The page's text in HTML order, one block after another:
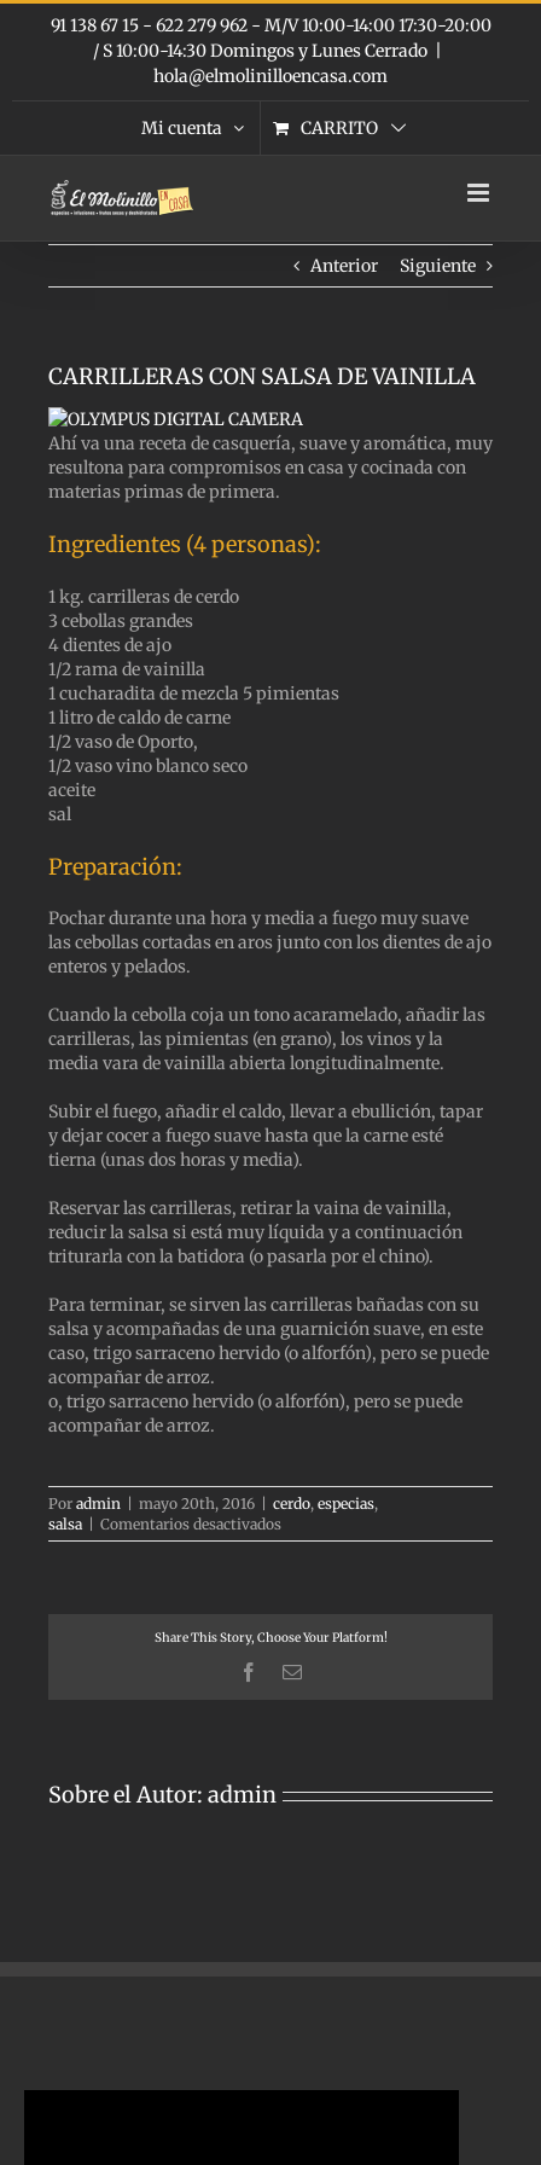
Saltar
91 138 67 15 - 622 279 962 - M/V 10:00-14:00 17:30-20:00
/ S 10:00-14:30 Domingos y Lunes Cerrado
hola@elmolinilloencasa.com
Mi cuenta CARRITO
Anterior Siguiente
CARRILLERAS CON SALSA DE VAINILLA
Ahí va una receta de casquería, suave y aromática, muy
resultona para compromisos en casa y cocinada con
materias primas de primera.
Ingredientes (4 personas):
1 kg. carrilleras de cerdo
3 cebollas grandes
4 dientes de ajo
1/2 rama de vainilla
1 cucharadita de mezcla 5 pimientas
1 litro de caldo de carne
1/2 vaso de Oporto,
1/2 vaso vino blanco seco
aceite
sal
Preparación:
Pochar durante una hora y media a fuego muy suave
las cebollas cortadas en aros junto con los dientes de ajo
enteros y pelados.
Cuando la cebolla coja un tono acaramelado, añadir las
carrilleras, las pimientas (en grano), los vinos y la
media vara de vainilla abierta longitudinalmente.
Subir el fuego, añadir el caldo, llevar a ebullición, tapar
y dejar cocer a fuego suave hasta que la carne esté
tierna (unas dos horas y media).
Reservar las carrilleras, retirar la vaina de vainilla,
reducir la salsa si está muy líquida y a continuación
triturarla con la batidora (o pasarla por el chino).
Para terminar, se sirven las carrilleras bañadas con su
salsa y acompañadas de una guarnición suave, en este
caso, trigo sarraceno hervido (o alforfón), pero se puede
acompañar de arroz.
o, trigo sarraceno hervido (o alforfón), pero se puede
acompañar de arroz.
Por admin mayo 20th, 2016 cerdo, especias,
salsa
Comentarios desactivadosen
CARRILLERAS
Share This Story, Choose Your Platform!
FacebookCorreo
Sobre el Autor: admin